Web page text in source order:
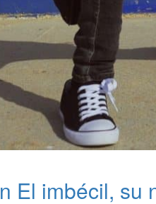
El imbécil, su